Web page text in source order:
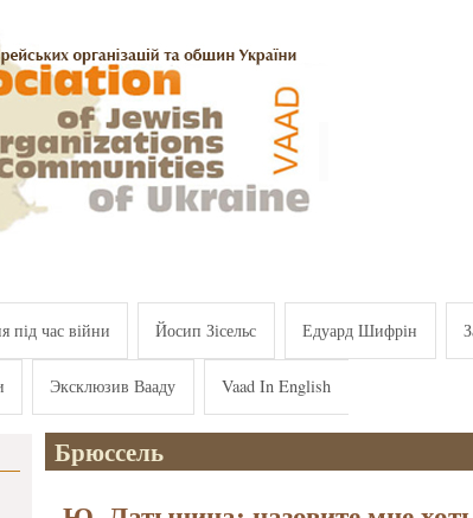
під час війни Йосип Зісельс Едуард Шифрін
Эксклюзив Вааду Vaad In English
Брюссель